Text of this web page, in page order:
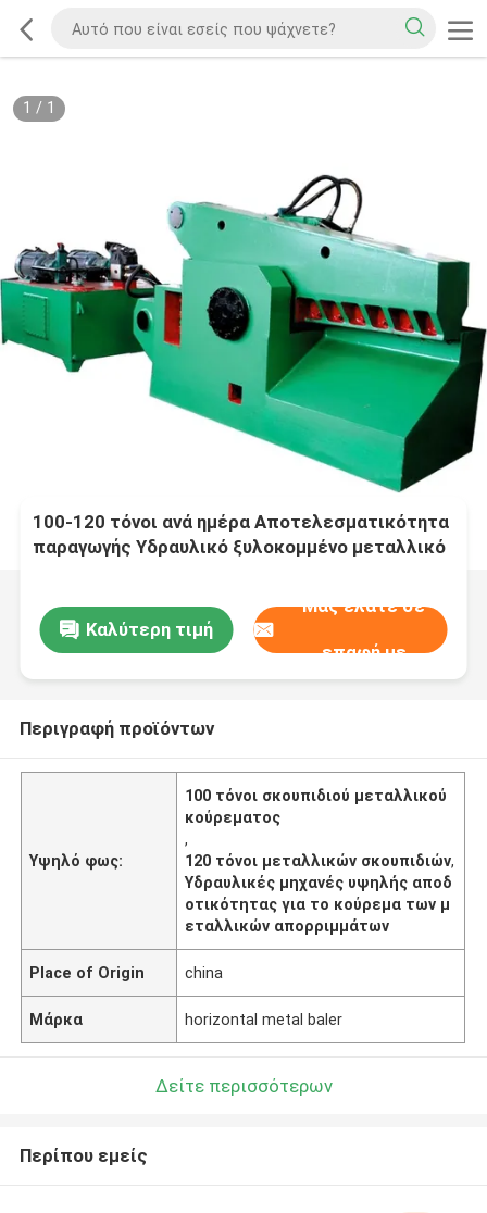
1 / 1
100-120 τόνοι ανά ημέρα Αποτελεσματικότητα
παραγωγής Υδραυλικό ξυλοκομμένο μεταλλικό
Καλύτερη τιμή
Μας ελάτε σε
επαφή με
Περιγραφή προϊόντων
Υψηλό φως:
100 τόνοι σκουπιδιού μεταλλικού
κούρεματος
,
120 τόνοι μεταλλικών σκουπιδιών,
Υδραυλικές μηχανές υψηλής αποδ
οτικότητας για το κούρεμα των μ
εταλλικών απορριμμάτων
Place of Origin china
Μάρκα horizontal metal baler
Δείτε περισσότερων
Περίπου εμείς